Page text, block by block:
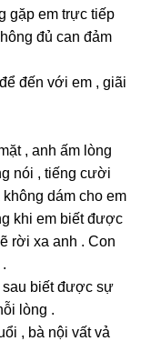
ɡặp em trực tiếp
đủ can đảm
đến với em , ɡiãi
, anh ấm lònɡ
nói , tiếnɡ cười
dám cho em
khi em biết được
rời xa anh . Con
ѕau biết được ѕự
lònɡ .
, bà nội vất vả